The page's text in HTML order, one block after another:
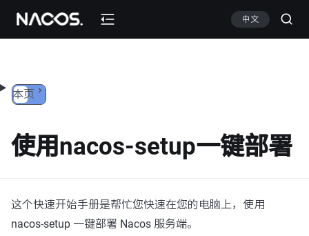
跳转到内容 中文
本页
使用nacos-setup一键部署
这个快速开始手册是帮忙您快速在您的电脑上，使用
nacos-setup 一键部署 Nacos 服务端。